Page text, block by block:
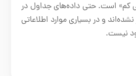
کم» است. حتی داده‌های جداول در
و در بسیاری موارد اطلاعاتی